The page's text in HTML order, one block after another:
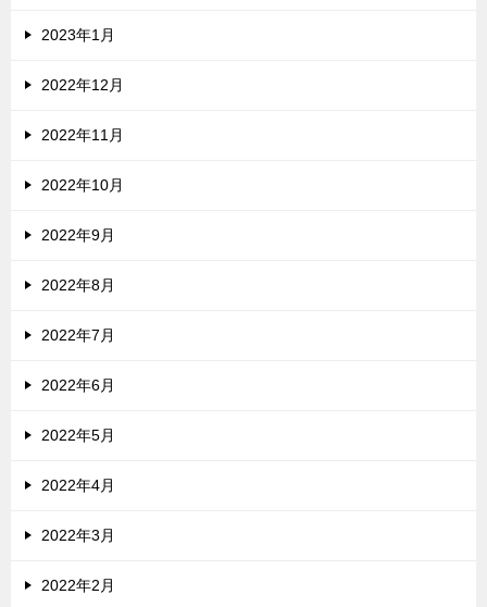
2023年1月
2022年12月
2022年11月
2022年10月
2022年9月
2022年8月
2022年7月
2022年6月
2022年5月
2022年4月
2022年3月
2022年2月